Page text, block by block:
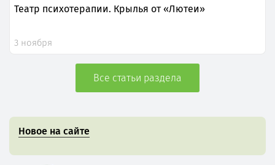
Театр психотерапии. Крылья от «Лютеи»
3 ноября
Все статьи раздела
Новое на сайте